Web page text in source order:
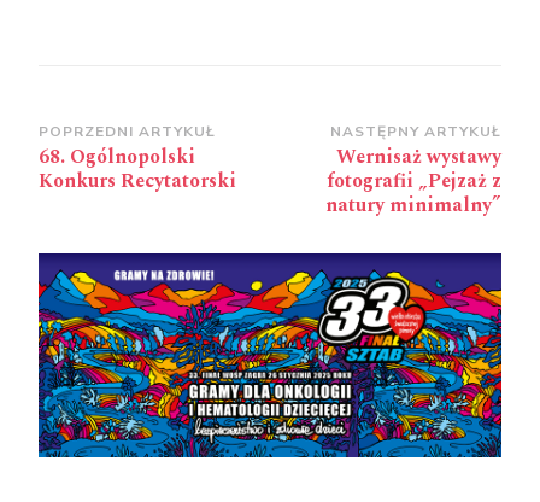
Zobacz
wpisy
POPRZEDNI ARTYKUŁ
68. Ogólnopolski
Konkurs Recytatorski
NASTĘPNY ARTYKUŁ
Wernisaż wystawy
fotografii „Pejzaż z
natury minimalny”